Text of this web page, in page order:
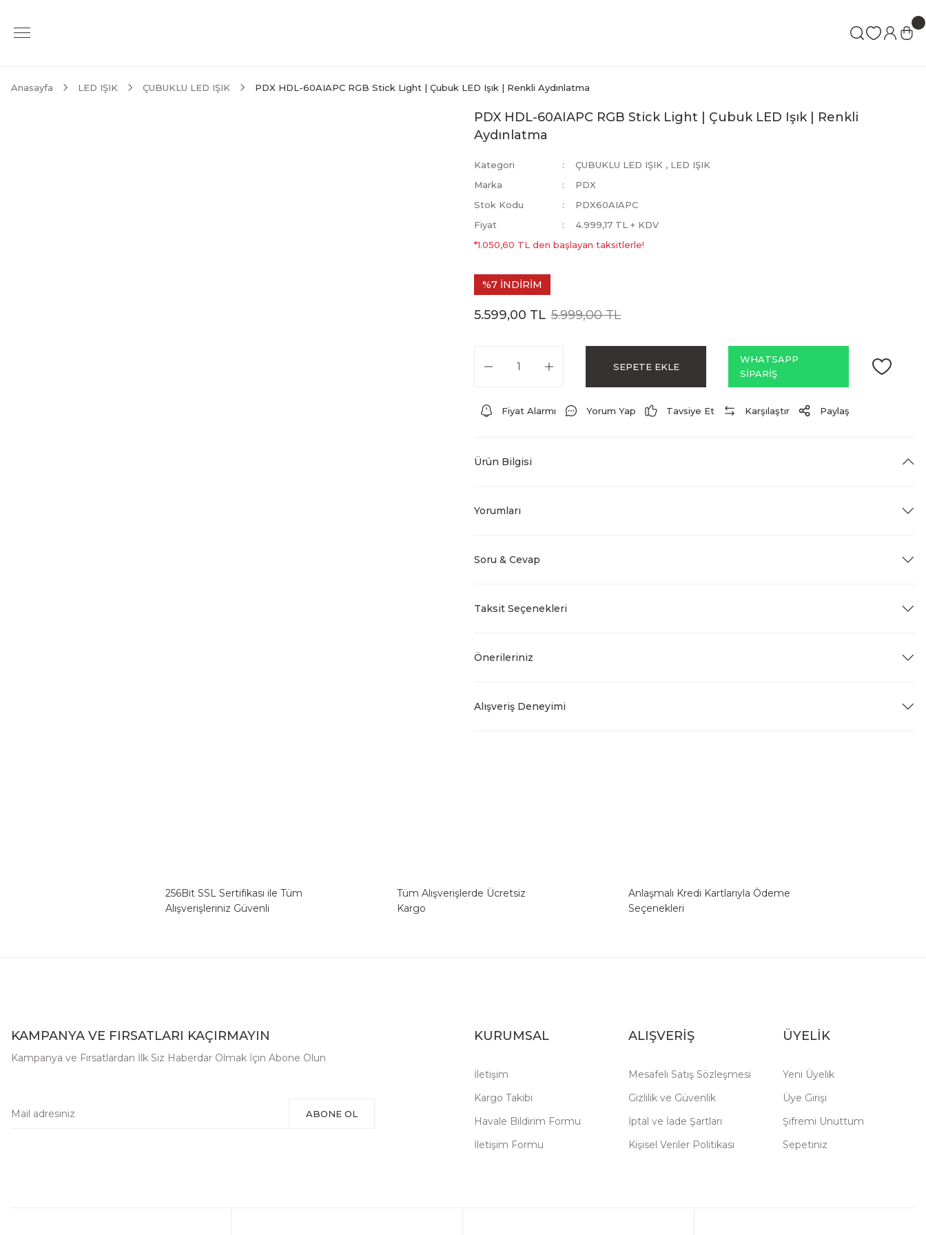
Anasayfa LED IŞIK ÇUBUKLU LED IŞIK PDX HDL-60AIAPC RGB Stick Light | Çubuk LED Işık | Renkli Aydınlatma
PDX HDL-60AIAPC RGB Stick Light | Çubuk LED Işık | Renkli
Aydınlatma
Kategori ÇUBUKLU LED IŞIK , LED IŞIK
Marka
PDX
Stok Kodu
PDX60AIAPC
Fiyat
4.999,17 TL + KDV
*1.050,60 TL den başlayan taksitlerle!
%7 İNDİRİM
5.599,00 TL 5.999,00 TL
SEPETE EKLE
WHATSAPP
SİPARİŞ
Fiyat Alarmı Yorum Yap Tavsiye Et Karşılaştır Paylaş
Ürün Bilgisi
Yorumları
Soru & Cevap
Taksit Seçenekleri
Önerileriniz
Alışveriş Deneyimi
256Bit SSL Sertifikası ile Tüm
Alışverişleriniz Güvenli
Tüm Alışverişlerde Ücretsiz
Kargo
Anlaşmalı Kredi Kartlarıyla Ödeme
Seçenekleri
KAMPANYA VE FIRSATLARI KAÇIRMAYIN
Kampanya ve Fırsatlardan İlk Siz Haberdar Olmak İçin Abone Olun
ABONE OL
KURUMSAL
İletişim
Kargo Takibi
Havale Bildirim Formu
İletişim Formu
ALIŞVERİŞ
Mesafeli Satış Sözleşmesi
Gizlilik ve Güvenlik
İptal ve İade Şartları
Kişisel Veriler Politikası
ÜYELİK
Yeni Üyelik
Üye Girişi
Şifremi Unuttum
Sepetiniz